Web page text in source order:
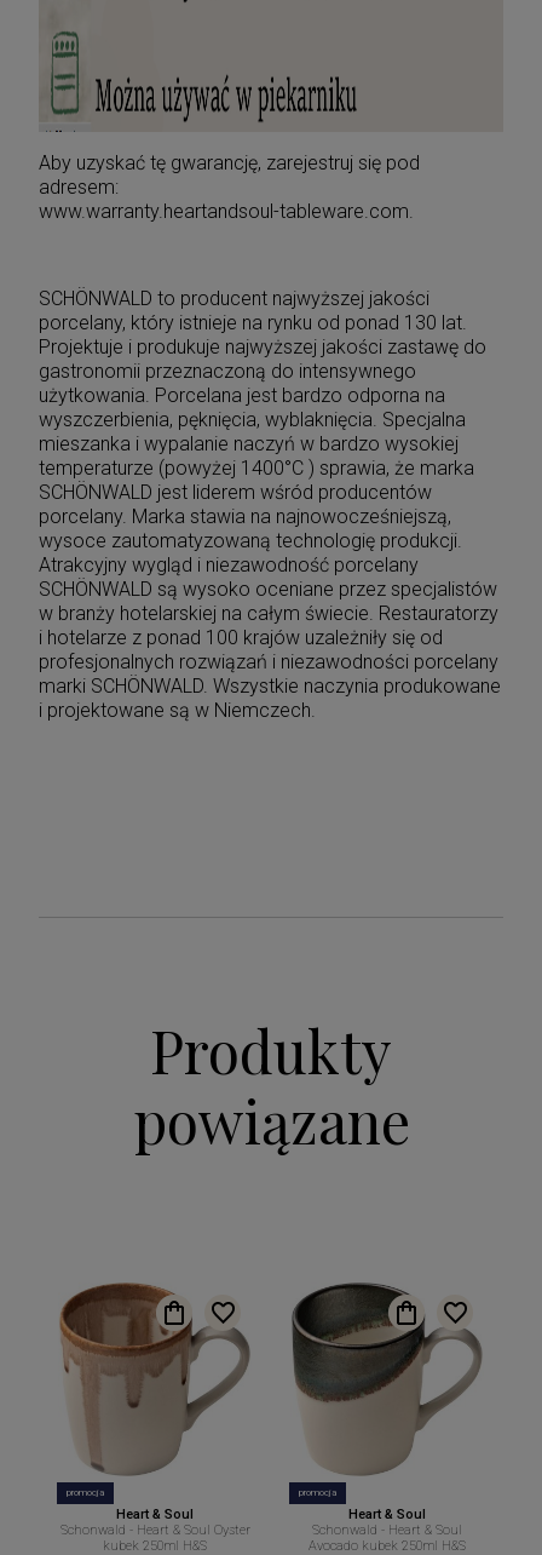
Aby uzyskać tę gwarancję, zarejestruj się pod
adresem:
www.warranty.heartandsoul-tableware.com.
SCHÖNWALD to producent najwyższej jakości
porcelany, który istnieje na rynku od ponad 130 lat.
Projektuje i produkuje najwyższej jakości zastawę do
gastronomii przeznaczoną do intensywnego
użytkowania. Porcelana jest bardzo odporna na
wyszczerbienia, pęknięcia, wyblaknięcia. Specjalna
mieszanka i wypalanie naczyń w bardzo wysokiej
temperaturze (powyżej 1400°C ) sprawia, że marka
SCHÖNWALD jest liderem wśród producentów
porcelany. Marka stawia na najnowocześniejszą,
wysoce zautomatyzowaną technologię produkcji.
Atrakcyjny wygląd i niezawodność porcelany
SCHÖNWALD są wysoko oceniane przez specjalistów
w branży hotelarskiej na całym świecie. Restauratorzy
i hotelarze z ponad 100 krajów uzależniły się od
profesjonalnych rozwiązań i niezawodności porcelany
marki SCHÖNWALD. Wszystkie naczynia produkowane
i projektowane są w Niemczech.
Produkty
powiązane
promocja
Heart & Soul
Schonwald - Heart & Soul Oyster
kubek 250ml H&S
promocja
Heart & Soul
Schonwald - Heart & Soul
Avocado kubek 250ml H&S